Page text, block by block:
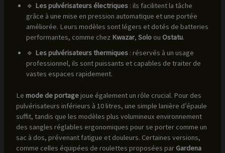
🔹 Les pulvérisateurs électriques: ils facilitent la tâche
grâce à une mise en pression automatique et une portée
améliorée. Leurs modèles sont légers et dotés de batteries
performantes, comme chez Kwazar, Soloou Ostatu.
🔹 Les pulvérisateurs thermiques: réservés à un usage
professionnel, ils sont puissants et capables de traiter de
vastes espaces rapidement.
Le mode de portagejoue également un rôle crucial. Pour des
pulvérisateurs inférieurs à 10 litres, une simple lanière d’épaule
suffit, tandis que les modèles plus volumineux environnement
des sangles réglables ergonomiques pour se porter comme un
sac à dos, prévenant fatigue et douleurs. Certaines versions,
comme celles équipées de roulettes proposées par Gardena